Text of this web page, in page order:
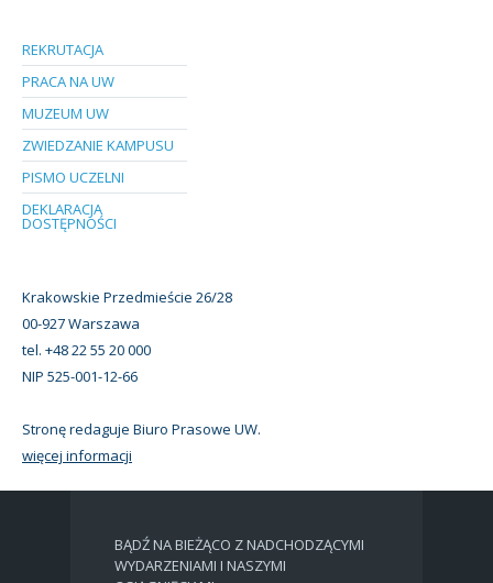
REKRUTACJA
PRACA NA UW
MUZEUM UW
ZWIEDZANIE KAMPUSU
PISMO UCZELNI
DEKLARACJA
DOSTĘPNOŚCI
Krakowskie Przedmieście 26/28
00-927 Warszawa
tel. +48 22 55 20 000
NIP 525-001-12-66
Stronę redaguje Biuro Prasowe UW.
więcej informacji
BĄDŹ NA BIEŻĄCO Z NADCHODZĄCYMI
WYDARZENIAMI I NASZYMI